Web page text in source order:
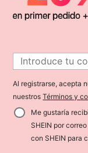
Al registrarse, acepta
nuestrosTérminos y
Me gustaría
SHEIN por
con SHEIN para